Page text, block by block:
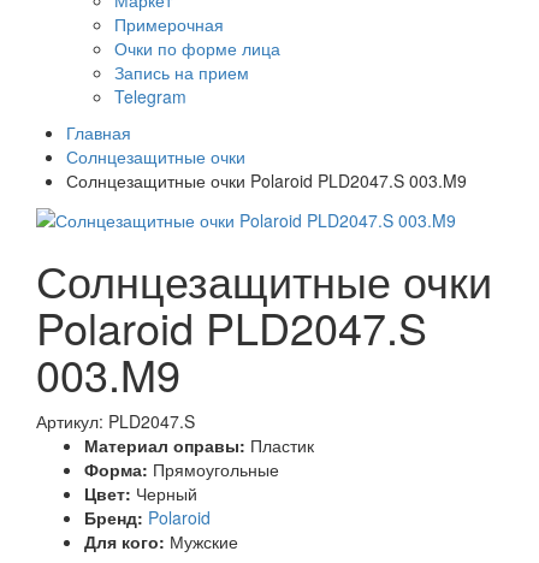
Примерочная
Очки по форме лица
Запись на прием
Telegram
Главная
Солнцезащитные очки
Солнцезащитные очки Polaroid PLD2047.S 003.M9
Солнцезащитные очки
Polaroid PLD2047.S
003.M9
Артикул: PLD2047.S
Материал оправы: Пластик
Форма: Прямоугольные
Цвет: Черный
Бренд: Polaroid
Для кого: Мужские